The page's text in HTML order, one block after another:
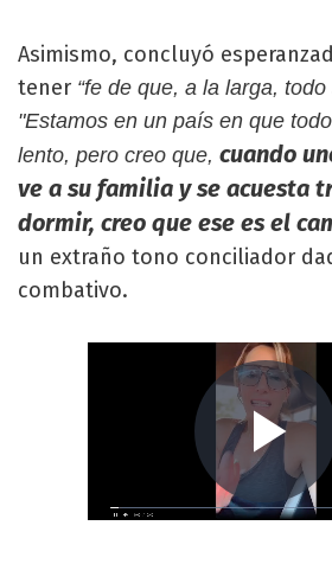
Asimismo, concluyó
tener “fe de que, a la larga,
"Estamos en un país en que
lento, pero creo que, cuando
ve a su familia y se acuesta
dormir, creo que ese es el
un extraño tono conciliador
combativo.